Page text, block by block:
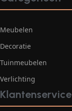
Meubelen
Decoratie
Tuinmeubelen
Verlichting
Klantenservice